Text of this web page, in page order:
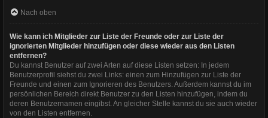
Nach oben
Wie kann ich Mitglieder zur Liste der Freunde oder zur Liste der
ignorierten Mitglieder hinzufügen oder diese wieder aus den Listen
entfernen?
Du kannst Benutzer auf zwei Arten auf diese Listen setzen: In jedem
Benutzerprofil siehst du zwei Links: einen zum Hinzufügen zur Liste der
Freunde und einen zum Ignorieren des Benutzers. Außerdem kannst du im
persönlichen Bereich direkt Benutzer zu den Listen hinzufügen, indem du
deren Benutzernamen eingibst. An gleicher Stelle kannst du sie auch wieder
von den Listen entfernen.